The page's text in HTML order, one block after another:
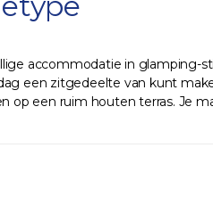
accommodatie in glamping-
een zitgedeelte van kunt
op een ruim houten terras. Je